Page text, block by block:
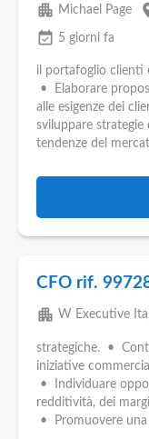
apartment Michael Page
event_available 5 giorni fa
il portafoglio clienti
• Elaborare
alle esigenze dei
sviluppare strategie
tendenze del
CFO rif.
apartment W Executive
strategiche. •
iniziative
• Individuare
redditività, dei
• Promuovere una